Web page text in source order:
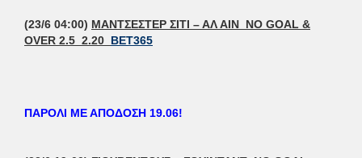
(23/6 04:00) ΜΑΝΤΣΕΣΤΕΡ ΣΙΤΙ – ΑΛ ΑΙΝ NO GOAL &
OVER 2.5 2.20 BET365
ΠΑΡΟΛΙ ΜΕ ΑΠΟΔΟΣΗ 19.06!